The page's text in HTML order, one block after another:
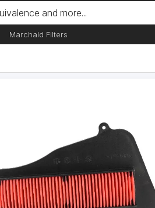
Marchald Filters